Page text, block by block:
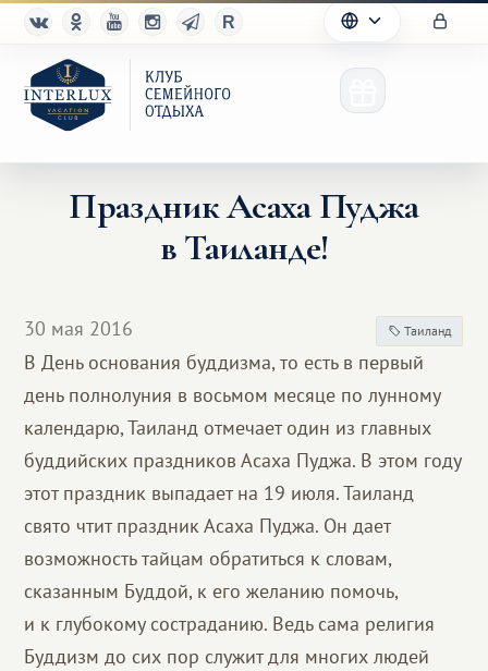
Партнерам
Благотворительность
Праздник Асаха Пуджа
в Таиланде!
30 мая 2016 Таиланд
В День основания буддизма, то есть в первый
день полнолуния в восьмом месяце по лунному
календарю, Таиланд отмечает один из главных
буддийских праздников Асаха Пуджа. В этом году
этот праздник выпадает на 19 июля. Таиланд
свято чтит праздник Асаха Пуджа. Он дает
возможность тайцам обратиться к словам,
сказанным Буддой, к его желанию помочь,
и к глубокому состраданию. Ведь сама религия
Буддизм до сих пор служит для многих людей